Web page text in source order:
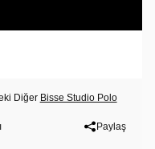
Diğer Bisse Studio Polo
Paylaş